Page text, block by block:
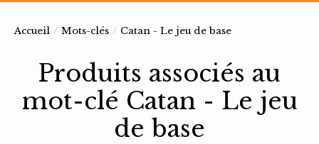
Accueil / Mots-clés / Catan - Le jeu de base
Produits associés au
mot-clé Catan - Le jeu
de base